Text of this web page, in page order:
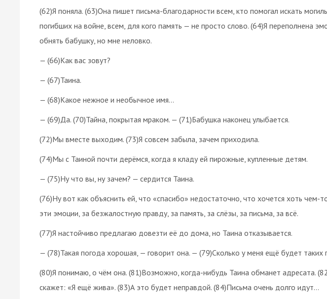
(62)Я поняла. (63)Она пишет письма-благодарности всем, кто помогал искать
погибших на войне, всем, для кого память — не просто слово. (64)Я переполнена
обнять бабушку, но мне неловко.
— (66)Как вас зовут?
— (67)Таина.
— (68)Какое нежное и необычное имя…
— (69)Да. (70)Тайна, покрытая мраком. — (71)Бабушка наконец улыбается.
(72)Мы вместе выходим. (73)Я совсем забыла, зачем приходила.
(74)Мы с Таиной почти дерёмся, когда я кладу ей пирожные, купленные детям.
— (75)Ну что вы, ну зачем? — сердится Таина.
(76)Ну вот как объяснить ей, что «спасибо» недостаточно, что хочется хоть чем-
эти эмоции, за безжалостную правду, за память, за слёзы, за письма, за всё.
(77)Я настойчиво предлагаю довезти её до дома, но Таина отказывается.
— (78)Такая погода хорошая, — говорит она. — (79)Сколько у меня ещё будет таких
(80)Я понимаю, о чём она. (81)Возможно, когда-нибудь Таина обманет адресата.
скажет: «Я ещё жива». (83)А это будет неправдой. (84)Письма очень долго идут…